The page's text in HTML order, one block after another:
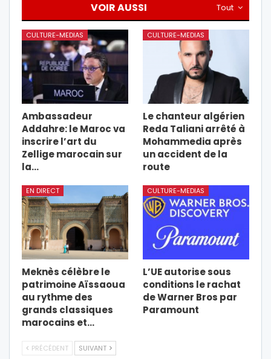
Tout
VOIR AUSSI
CULTURE-MEDIAS
Ambassadeur
Addahre: le Maroc va
inscrire l’art du
Zellige marocain sur
la…
CULTURE-MEDIAS
Le chanteur algérien
Reda Taliani arrêté à
Mohammedia après
un accident de la
route
EN DIRECT
Meknès célèbre le
patrimoine Aïssaoua
au rythme des
grands classiques
marocains et…
CULTURE-MEDIAS
L’UE autorise sous
conditions le rachat
de Warner Bros par
Paramount
PRÉCÉDENT SUIVANT